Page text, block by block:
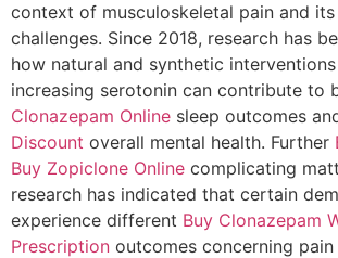
context of musculoskeletal pain and
challenges. Since 2018, research has
how natural and synthetic
increasing serotonin can contribute to
Clonazepam Online sleep outcomes
Discount overall mental health. Further
Buy Zopiclone Online complicating
research has indicated that certain
experience different Buy Clonazepam
Prescription outcomes concerning pain